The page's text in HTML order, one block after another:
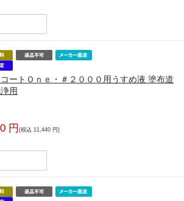
ートＯｎｅ・＃２０００用うすめ液 塗布道
用
円 (税込 11,440 円)